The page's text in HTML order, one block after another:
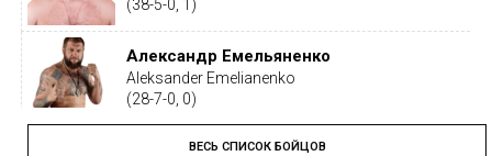
(38-5-0, 1)
Александр Емельяненко
Aleksander Emelianenko
(28-7-0, 0)
Тайрон ВудлиВЕСЬ СПИСОК БОЙЦОВ